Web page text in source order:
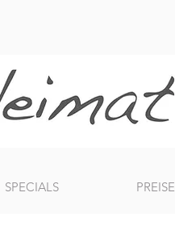
SPECIALS PREISE